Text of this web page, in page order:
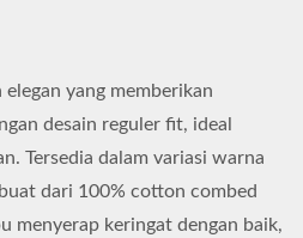
yang memberikan
desain reguler fit, ideal
Tersedia dalam variasi warna
dari 100% cotton combed
menyerap keringat dengan baik,